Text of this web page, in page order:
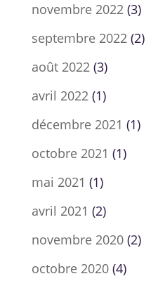
novembre 2022(3)
septembre 2022(2)
août 2022(3)
avril 2022(1)
décembre 2021 (1)
octobre 2021 (1)
mai 2021 (1)
avril 2021 (2)
novembre 2020(2)
octobre 2020(4)